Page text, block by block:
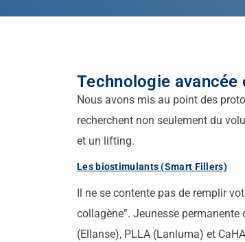
Technologie
Nous avons mis au point des
recherchent non seulement du
et un lifting.
Les biostimulants (Smart Fillers)
Il ne se contente pas de remplir
collagène”. Jeunesse
(Ellanse), PLLA (Lanluma) et